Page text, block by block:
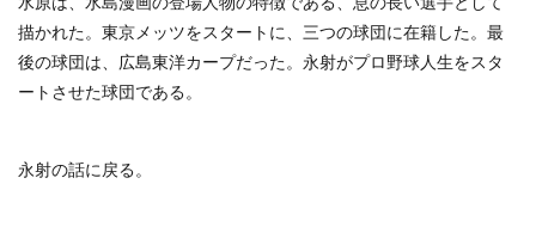
水原は、水島漫画の登場人物の特徴である、息の長い選手として
描かれた。東京メッツをスタートに、三つの球団に在籍した。最
後の球団は、広島東洋カープだった。永射がプロ野球人生をスタ
ートさせた球団である。
永射の話に戻る。